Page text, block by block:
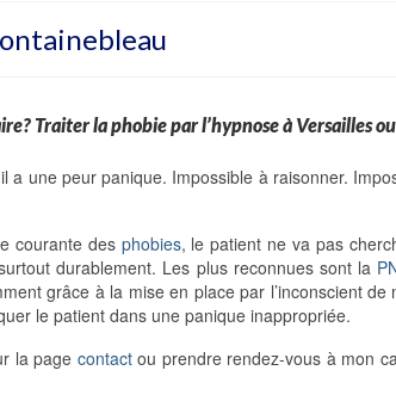
Traiter la phobie par l’hypnose à Versailles
a une peur panique. Impossible à raisonner.
courante des phobies, le patient ne va pas
durablement. Les plus reconnues sont la
grâce à la mise en place par l’inconscient
le patient dans une panique inappropriée.
la page contactou prendre rendez-vous à mon